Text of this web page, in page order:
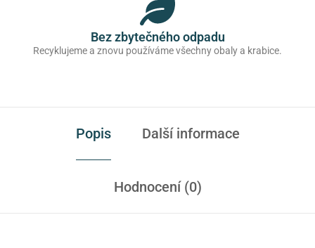
Bez zbytečného odpadu
Recyklujeme a znovu používáme všechny obaly a krabice.
Popis Další informace
Hodnocení (0)